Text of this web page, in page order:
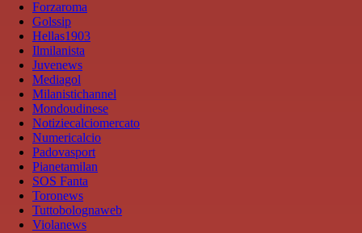
Forzaroma
Golssip
Hellas1903
Ilmilanista
Juvenews
Mediagol
Milanistichannel
Mondoudinese
Notiziecalciomercato
Numericalcio
Padovasport
Pianetamilan
SOS Fanta
Toronews
Tuttobolognaweb
Violanews